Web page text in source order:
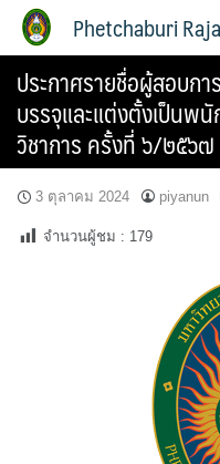
Phetchaburi
ประกาศรายชื่อผู้สอบก
บรรจุและแต่งตั้งเป็นพ
วิชาการ ครั้งที่ ๖/๒๕๖๗
3 ตุลาคม 2024 piyanun
จำนวนผู้ชม : 179